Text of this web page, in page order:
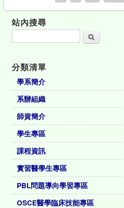
站內搜尋
搜尋
分類清單
學系簡介
系辦組織
師資簡介
學生專區
課程資訊
實習醫學生專區
PBL問題導向學習專區
OSCE醫學臨床技能專區